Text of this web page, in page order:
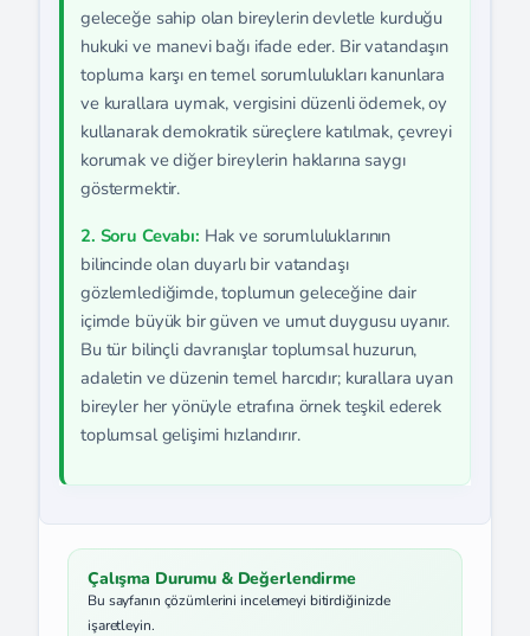
geleceğe sahip olan bireylerin devletle kurduğu
hukuki ve manevi bağı ifade eder. Bir vatandaşın
topluma karşı en temel sorumlulukları kanunlara
ve kurallara uymak, vergisini düzenli ödemek, oy
kullanarak demokratik süreçlere katılmak, çevreyi
korumak ve diğer bireylerin haklarına saygı
göstermektir.
2. Soru Cevabı: Hak ve sorumluluklarının
bilincinde olan duyarlı bir vatandaşı
gözlemlediğimde, toplumun geleceğine dair
içimde büyük bir güven ve umut duygusu uyanır.
Bu tür bilinçli davranışlar toplumsal huzurun,
adaletin ve düzenin temel harcıdır; kurallara uyan
bireyler her yönüyle etrafına örnek teşkil ederek
toplumsal gelişimi hızlandırır.
Çalışma Durumu & Değerlendirme
Bu sayfanın çözümlerini incelemeyi bitirdiğinizde
işaretleyin.